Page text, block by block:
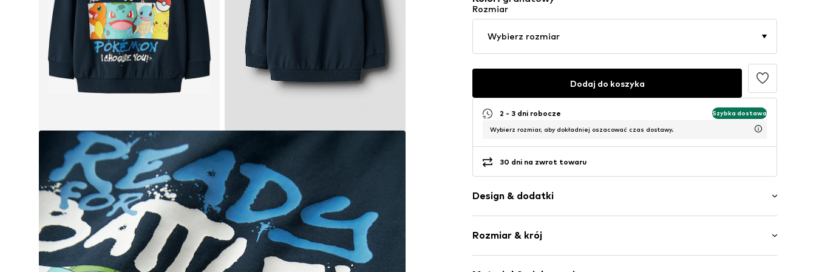
Rozmiar
Wybierz rozmiar
Dodaj do koszyka
2 - 3 dni robocze Szybka dostawa
Wybierz rozmiar, aby dokładniej oszacować czas dostawy.
30 dni na zwrot towaru
Design & dodatki
Dres
Okrągły dekolt
Kołnierz ze ściągaczem
Rozmiar & krój